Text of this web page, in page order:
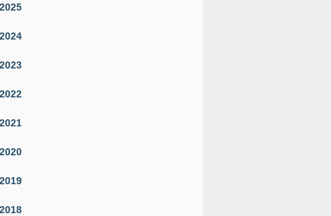
2025
2024
2023
2022
2021
2020
2019
2018